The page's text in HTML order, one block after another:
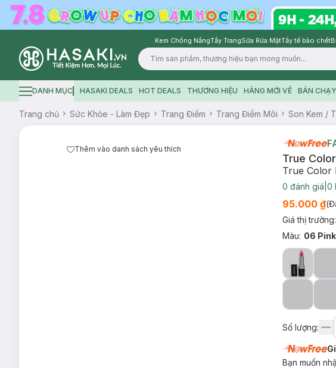
Kem Chống NắngTẩy TrangSữa Rửa MặtTẩy tế bào chết
Logo
Hamburger icon
DANH MỤC HASAKI DEALS HOT DEALS THƯƠNG HIỆU HÀNG MỚI VỀ BÁN CHẠY
Trang chủ Sức Khỏe - Làm Đẹp Trang Điểm Trang Điểm Môi Son Kem /
Thêm vào danh sách yêu thích
True
True Color
0 đánh giá 0
95.000 ₫
Giá thị trường:
Màu: 06
Số lượng:
Bạn muốn